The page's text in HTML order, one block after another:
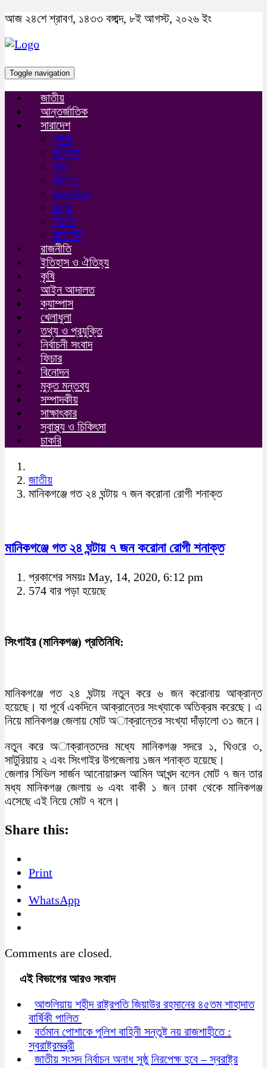
আজ ২৪শে শ্রাবণ, ১৪৩৩ বঙ্গাব্দ, ৮ই আগস্ট, ২০২৬ ইং
Toggle navigation
জাতীয়
আন্তর্জাতিক
সারাদেশ
খুলনা
চট্টগ্রাম
ঢাকা
বরিশাল
ময়মনসিংহ
রংপুর
সিলেট
রাজশাহী
রাজনীতি
ইতিহাস ও ঐতিহ্য
কৃষি
আইন আদালত
ক্যাম্পাস
খেলাধুলা
তথ্য ও প্রযুক্তি
নির্বাচনী সংবাদ
ফিচার
বিনোদন
মুক্ত মন্তব্য
সম্পাদকীয়
সাক্ষাৎকার
স্বাস্থ্য ও চিকিৎসা
চাকরি
জাতীয়
মানিকগঞ্জে গত ২৪ ঘন্টায় ৭ জন করোনা রোগী শনাক্ত
মানিকগঞ্জে গত ২৪ ঘন্টায় ৭ জন করোনা রোগী শনাক্ত
প্রকাশের সময়ঃ May, 14, 2020, 6:12 pm
574 বার পড়া হয়েছে
সিংগাইর (মানিকগঞ্জ) প্রতিনিধি:
মানিকগঞ্জে গত ২৪ ঘন্টায় নতুন করে ৬ জন করোনায় আক্রান্ত
হয়েছে। যা পূর্বে একদিনে আক্রান্তের সংখ্যাকে অতিক্রম করেছে। এ
নিয়ে মানিকগঞ্জ জেলায় মোট অাক্রান্তের সংখ্যা দাঁড়ালো ৩১ জনে।
নতুন করে অাক্রান্তদের মধ্যে মানিকগঞ্জ সদরে ১, ঘিওরে ৩,
সাটুরিয়ায় ২ এবং সিংগাইর উপজেলায় ১জন শনাক্ত হয়েছে।
জেলার সিভিল সার্জন আনোয়ারুল আমিন আখন্দ বলেন মোট ৭ জন তার
মধ্য মানিকগঞ্জ জেলায় ৬ এবং বাকী ১ জন ঢাকা থেকে মানিকগঞ্জ
এসেছে এই নিয়ে মোট ৭ বলে।
Share this:
Print
WhatsApp
Comments are closed.
এই বিভাগের আরও সংবাদ
আশুলিয়ায় শহীদ রাষ্ট্রপতি জিয়াউর রহমানের ৪৫তম শাহাদাত
বার্ষিকী পালিত
বর্তমান পোশাকে পুলিশ বাহিনী সন্তুষ্ট নয় রাজশাহীতে :
স্বরাষ্ট্রমন্ত্রী
জাতীয় সংসদ নির্বাচন অনাধ সুষ্ঠু নিরপেক্ষ হবে – স্বরাষ্ট্র